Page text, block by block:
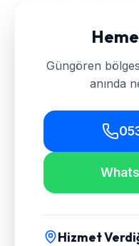
Güngören
anında
Hizmet